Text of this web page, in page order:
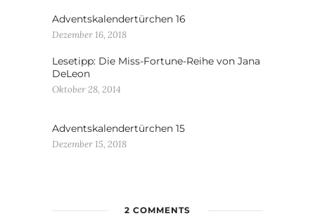
Adventskalendertürchen 16
Dezember 16, 2018
Lesetipp: Die Miss-Fortune-Reihe von Jana
DeLeon
Oktober 28, 2014
Adventskalendertürchen 15
Dezember 15, 2018
2 COMMENTS